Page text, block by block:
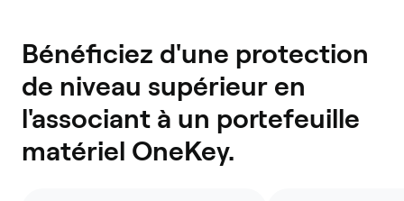
Bénéficiez d'une protection
de niveau supérieur en
l'associant à un portefeuille
matériel OneKey.